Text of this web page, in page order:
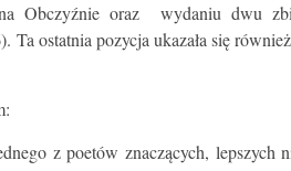
Obczyźnie oraz wydaniu dwu
Ta ostatnia pozycja ukazała się
poetów znaczących, lepszych niż